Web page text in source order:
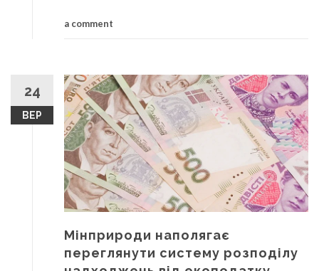
a comment
24
ВЕР
Мінприроди наполягає
переглянути систему розподілу